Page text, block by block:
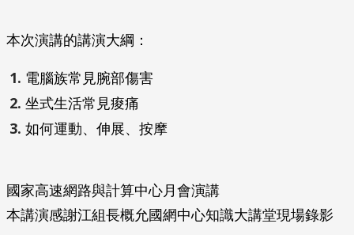
本次演講的講演大綱：
電腦族常見腕部傷害
坐式生活常見痠痛
如何運動、伸展、按摩
國家高速網路與計算中心月會演講
本講演感謝江組長概允國網中心知識大講堂現場錄影